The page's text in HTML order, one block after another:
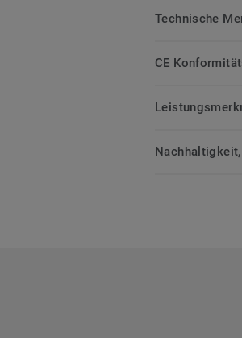
Technische
CE